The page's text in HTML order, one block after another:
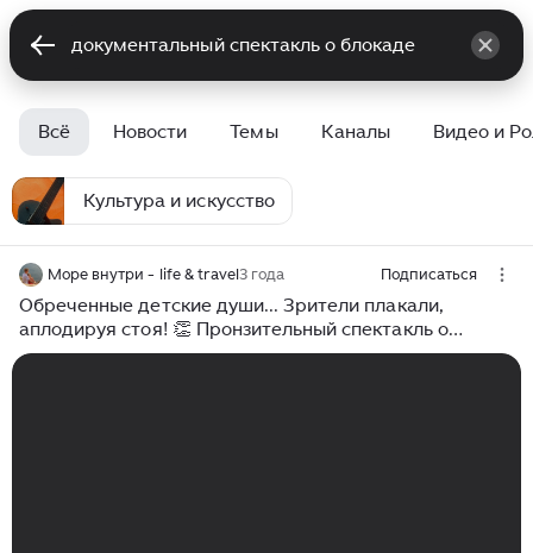
Всё Новости Темы Каналы Видео и
Культура и искусство
Море внутри - life & travel3 года Подписаться
Обреченные детские души... Зрители плакали,
аплодируя стоя! 👏 Пронзительный спектакль о
блокаде Ленинграда "Я еще не хочу умирать" 🙏🏻